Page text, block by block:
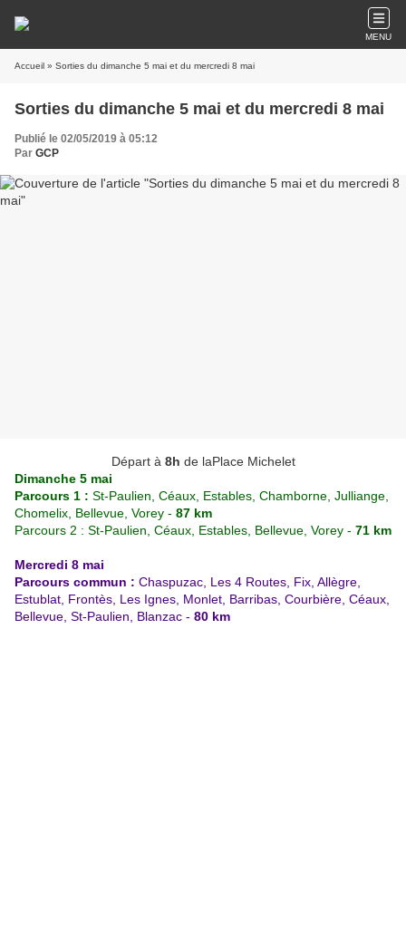
MENU
Accueil » Sorties du dimanche 5 mai et du mercredi 8 mai
Sorties du dimanche 5 mai et du mercredi 8 mai
Publié le 02/05/2019 à 05:12
Par GCP
Départ à 8h de laPlace Michelet
Dimanche 5 mai
Parcours 1 : St-Paulien, Céaux, Estables, Chamborne, Julliange,
Chomelix, Bellevue, Vorey - 87 km
Parcours 2 : St-Paulien, Céaux, Estables, Bellevue, Vorey - 71 km
Mercredi 8 mai
Parcours commun : Chaspuzac, Les 4 Routes, Fix, Allègre,
Estublat, Frontès, Les Ignes, Monlet, Barribas, Courbière, Céaux,
Bellevue, St-Paulien, Blanzac - 80 km